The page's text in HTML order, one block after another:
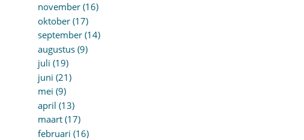
november (16)
oktober (17)
september (14)
augustus (9)
juli (19)
juni (21)
mei (9)
april (13)
maart (17)
februari (16)